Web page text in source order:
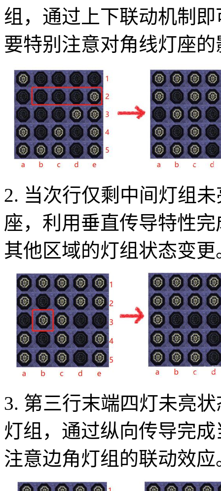
组，通过上下联动机制
要特别注意对角线灯座
2. 当次行仅剩中间灯组
座，利用垂直传导特性
其他区域的灯组状态变更
3. 第三行末端四灯未亮
灯组，通过纵向传导完
注意边角灯组的联动效应